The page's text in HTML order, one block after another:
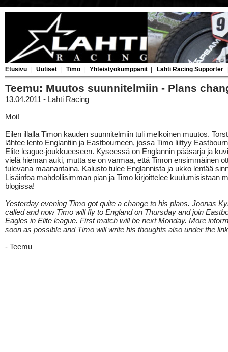
Etusivu Uutiset Timo Yhteistyökumppanit Lahti Racing Supporter
Teemu: Muutos suunnitelmiin - Plans
13.04.2011 - Lahti Racing
Moi!
Eilen illalla Timon kauden suunnitelmiin tuli melkoinen muutos.
lähtee lento Englantiin ja Eastbourneen, jossa Timo liittyy
Elite league-joukkueeseen. Kyseessä on Englannin pääsarja ja
vielä hieman auki, mutta se on varmaa, että Timon ensimmäinen
tulevana maanantaina. Kalusto tulee Englannista ja ukko lentää
Lisäinfoa mahdollisimman pian ja Timo kirjoittelee kuulumisistaan
blogissa!
Yesterday evening Timo got quite a change to his plans. Joonas
called and now Timo will fly to England on Thursday and join
Eagles in Elite league. First match will be next Monday. More
soon as possible and Timo will write his thoughts also under the
- Teemu